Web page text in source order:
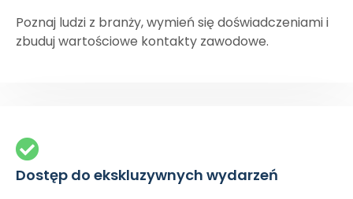
Poznaj ludzi z branży, wymień się doświadczeniami i
zbuduj wartościowe kontakty zawodowe.
Dostęp do ekskluzywnych wydarzeń